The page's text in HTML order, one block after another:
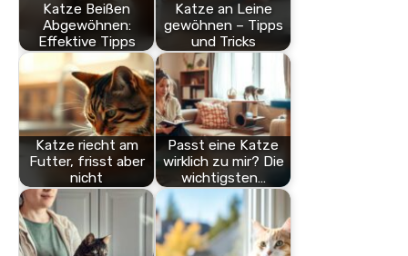
Katze Beißen
Abgewöhnen:
Effektive Tipps
Katze an Leine
gewöhnen – Tipps
und Tricks
Katze riecht am
Futter, frisst aber
nicht
Passt eine Katze
wirklich zu mir? Die
wichtigsten…